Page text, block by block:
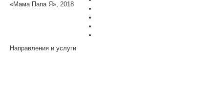
«Мама Папа Я», 2018
Направления и услуги